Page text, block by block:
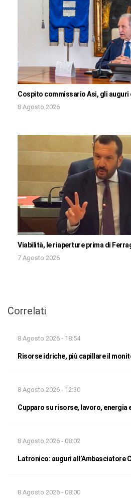
Cospito commissario Asi, gli auguri
8 Agosto 2026
Viabilità, le riaperture prima di
7 Agosto 2026
Correlati
8 Agosto 2026 - 18:54
Risorse idriche, più capillare il
8 Agosto 2026 - 12:30
Cupparo su risorse, lavoro, energia
8 Agosto 2026 - 08:02
Latronico: auguri all’Ambasciatore
8 Agosto 2026 - 08:00